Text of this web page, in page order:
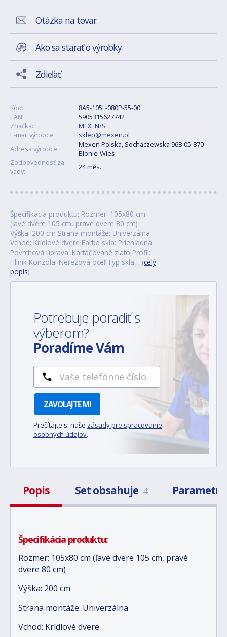
Otázka na tovar
Ako sa starať o výrobky
Zdieľať
Kód:
8A5-105L-080P-55-00
EAN:
5905315627742
Značka:
MEXEN/S
E-mail výrobce:
sklep@mexen.pl
Adresa výrobce:
Mexen Polska, Sochaczewska 96B 05-870
Błonie-Wieś
Zodpovednosť za
vady:
24 měs.
Špecifikácia produktu: Rozmer: 105x80 cm
(ľavé dvere 105 cm, pravé dvere 80 cm)
Výška: 200 cm Strana montáže: Univerzálna
Vchod: Krídlové dvere Farba skla: Priehľadná
Povrchová úprava: Kartáčované zlato Profil:
Hliník Konzola: Nerezová oceľ Typ skla… (celý
popis)
Potrebuje poradiť s
výberom?
Poradíme Vám
ZAVOLAJTE MI
Prečítajte si naše zásady pre spracovanie
osobných údajov.
Popis Set obsahuje 4 Parametre
Špecifikácia produktu:
Rozmer: 105x80 cm (ľavé dvere 105 cm, pravé
dvere 80 cm)
Výška: 200 cm
Strana montáže: Univerzálna
Vchod: Krídlové dvere